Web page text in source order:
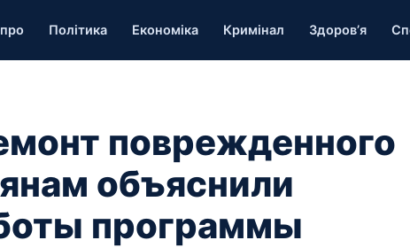
Політика Економіка Кримінал Здоров’я
поврежденного
объяснили
программы